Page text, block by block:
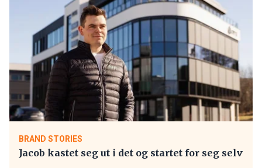
BRAND STORIES
Jacob kastet seg ut i det og startet for seg selv